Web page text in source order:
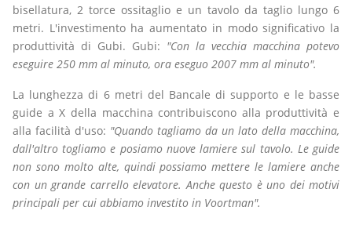
bisellatura, 2 torce ossitaglio e un tavolo da taglio lungo 6
metri. L'investimento ha aumentato in modo significativo la
produttività di Gubi. Gubi: "Con la vecchia macchina potevo
eseguire 250 mm al minuto, ora eseguo 2007 mm al minuto".
La lunghezza di 6 metri del Bancale di supporto e le basse
guide a X della macchina contribuiscono alla produttività e
alla facilità d'uso: "Quando tagliamo da un lato della macchina,
dall'altro togliamo e posiamo nuove lamiere sul tavolo. Le guide
non sono molto alte, quindi possiamo mettere le lamiere anche
con un grande carrello elevatore. Anche questo è uno dei motivi
principali per cui abbiamo investito in Voortman".